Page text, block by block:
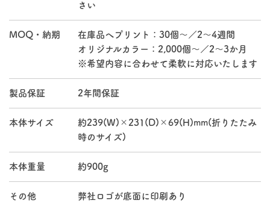
さい
MOQ・納期
在庫品へプリント：30個～／2～4週間
オリジナルカラー：2,000個～／2～3か月
※希望内容に合わせて柔軟に対応いたします
製品保証 2年間保証
本体サイズ
約239(W)×231(D)×69(H)mm(折りたたみ
時のサイズ)
本体重量 約900g
その他 弊社ロゴが底面に印刷あり